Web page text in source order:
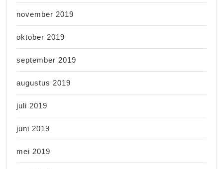
november 2019
oktober 2019
september 2019
augustus 2019
juli 2019
juni 2019
mei 2019